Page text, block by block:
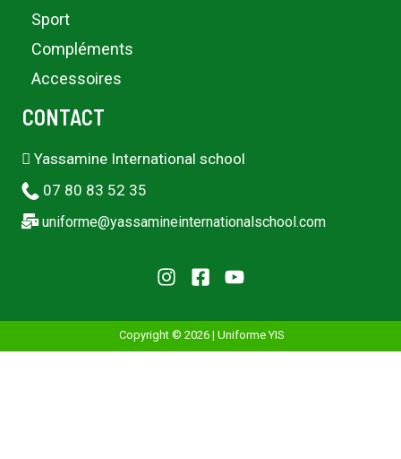
Sport
Compléments
Accessoires
CONTACT
Yassamine International school
07 80 83 52 35
uniforme@yassamineinternationalschool.com
Copyright © 2026 | Uniforme YIS